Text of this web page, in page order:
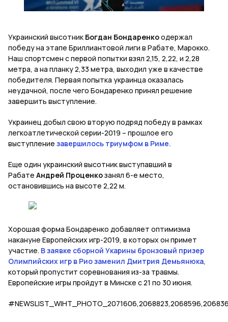
Украинский высотник Богдан Бондаренкоодержал
победу на этапе Бриллиантовой лиги в Рабате, Марокко.
Наш спортсмен с первой попытки взял 2,15, 2,22, и 2,28
метра, а на планку 2,33 метра, выходил уже в качестве
победителя. Первая попытка украинца оказалась
неудачной, после чего Бондаренко принял решение
завершить выступление.
Украинец добыл свою вторую подряд победу в рамках
легкоатлетической серии-2019 – прошлое его
выступление завершилось триумфом в Риме.
Еще один украинский высотник выступавший в
Рабате Андрей Проценкозанял 6-е место,
остановившись на высоте 2,22 м.
Хорошая форма Бондаренко добавляет оптимизма
накануне Европейских игр-2019, в которых он примет
участие. В заявке сборной Укарины бронзовый призер
Олимпийских игр в Рио заменил Дмитрия Демьянюка,
который пропустит соревнования из-за травмы.
Европейские игры пройдут в Минске с 21 по 30 июня.